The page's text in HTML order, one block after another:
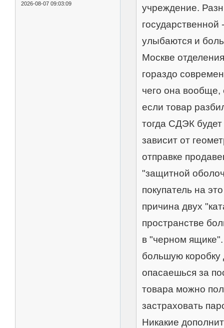
2026-08-07 09:03:09
учреждение.
улыбаются и
Москве
гораздо
чего она вообще,
если товар
тогда СДЭК
зависит от
отправке
"защитной
покупатель на
причина двух
пространстве
в "черном
большую коробку
опасаешься за
товара можно
застраховать
Никакие